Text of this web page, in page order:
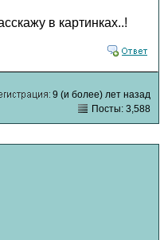
в картинках..!
9 (и более) лет назад
Посты: 3,588